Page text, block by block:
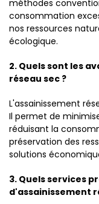
méthodes
consommation
nos ressources
écologique.
2. Quels sont les
réseau sec ?
L'assainissement
Il permet de
réduisant la
préservation des
solutions
3. Quels services
d'assainissement